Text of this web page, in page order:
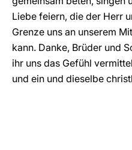
Liebe feiern, die der Herr
Grenze uns an unserem
kann. Danke, Brüder und
ihr uns das Gefühl
und ein und dieselbe